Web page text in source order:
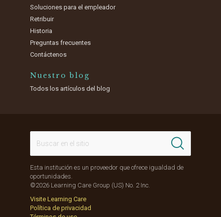
Soluciones para el empleador
Retribuir
Historia
Preguntas frecuentes
Contáctenos
Nuestro blog
Todos los artículos del blog
Esta institución es un proveedor que ofrece igualdad de
oportunidades.
©2026 Learning Care Group (US) No. 2 Inc.
Visite Learning Care
Política de privacidad